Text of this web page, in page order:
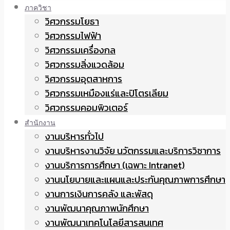
ภาควิชา
วิศวกรรมโยธา
วิศวกรรมไฟฟ้า
วิศวกรรมเครื่องกล
วิศวกรรมสิ่งแวดล้อม
วิศวกรรมอุตสาหการ
วิศวกรรมเหมืองแร่และปิโตรเลียม
วิศวกรรมคอมพิวเตอร์
สำนักงาน
งานบริหารทั่วไป
งานบริหารงานวิจัย นวัตกรรมและบริการวิชาการ
งานบริการการศึกษา (เฉพาะ Intranet)
งานนโยบายและแผนและประกันคุณภาพการศึกษา
งานการเงินการคลัง และพัสดุ
งานพัฒนาคุณภาพนักศึกษา
งานพัฒนาเทคโนโลยีสารสนเทศ